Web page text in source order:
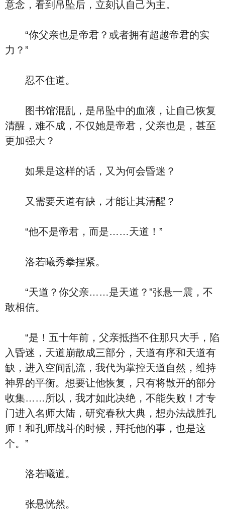
意念，看到吊坠后，立刻认自己为主。
“你父亲也是帝君？或者拥有超越帝君的实
力？”
忍不住道。
图书馆混乱，是吊坠中的血液，让自己恢复
清醒，难不成，不仅她是帝君，父亲也是，甚至
更加强大？
如果是这样的话，又为何会昏迷？
又需要天道有缺，才能让其清醒？
“他不是帝君，而是……天道！”
洛若曦秀拳捏紧。
“天道？你父亲……是天道？”张悬一震，不
敢相信。
“是！五十年前，父亲抵挡不住那只大手，陷
入昏迷，天道崩散成三部分，天道有序和天道有
缺，进入空间乱流，我代为掌控天道自然，维持
神界的平衡。想要让他恢复，只有将散开的部分
收集……所以，我才如此决绝，不能失败！才专
门进入名师大陆，研究春秋大典，想办法战胜孔
师！和孔师战斗的时候，拜托他的事，也是这
个。”
洛若曦道。
张悬恍然。